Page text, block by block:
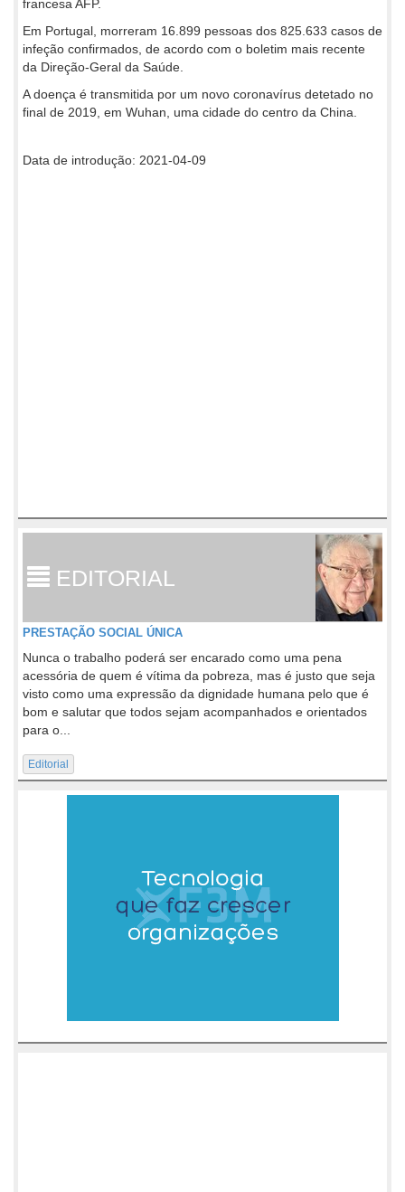
francesa AFP.
Em Portugal, morreram 16.899 pessoas dos 825.633 casos de
infeção confirmados, de acordo com o boletim mais recente
da Direção-Geral da Saúde.
A doença é transmitida por um novo coronavírus detetado no
final de 2019, em Wuhan, uma cidade do centro da China.
Data de introdução: 2021-04-09
EDITORIAL
PRESTAÇÃO SOCIAL ÚNICA
Nunca o trabalho poderá ser encarado como uma pena
acessória de quem é vítima da pobreza, mas é justo que seja
visto como uma expressão da dignidade humana pelo que é
bom e salutar que todos sejam acompanhados e orientados
para o...
Editorial